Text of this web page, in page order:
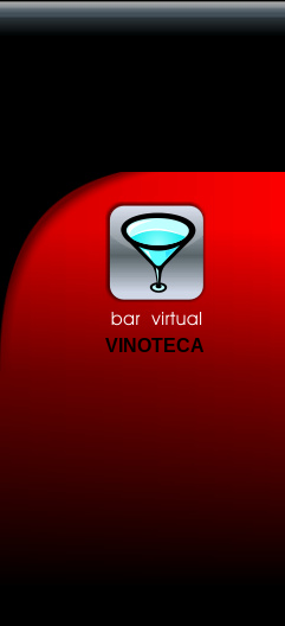
VINOTECA